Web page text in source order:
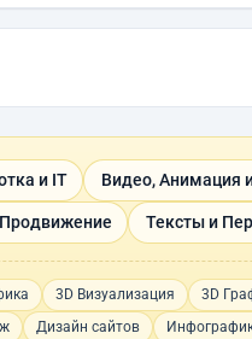
и IT Видео, Анимация
Тексты и
3D Визуализация 3D
Дизайн сайтов